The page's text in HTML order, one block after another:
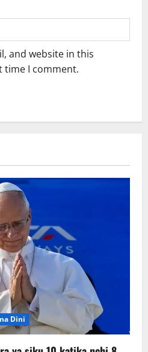
and website in this
time I comment.
Dini